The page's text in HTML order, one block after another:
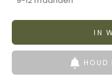
IN
HOUD